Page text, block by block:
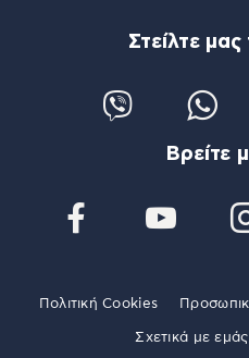
Στείλτε
Βρείτε
Πολιτική Cookies
Σχετικά με εμάς